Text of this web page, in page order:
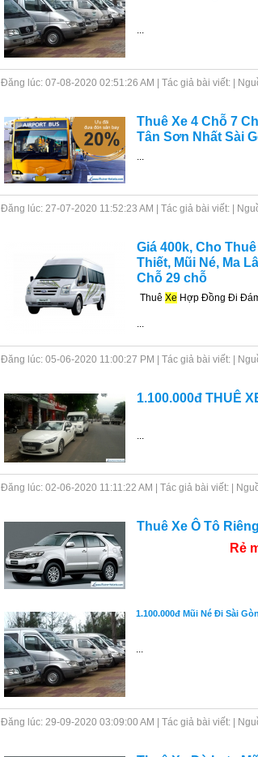
...
Đăng lúc: 07-08-2020 02:51:26 AM | Tác giả bài viết: |
Thuê Xe 4 Chỗ 7
Tân Sơn Nhất Sài
...
Đăng lúc: 27-07-2020 11:52:23 AM | Tác giả bài viết: |
Giá 400k, Cho
Thiết, Mũi Né, Ma
Chỗ 29 chỗ
Thuê Xe Hợp Đồng Đi
...
Đăng lúc: 05-06-2020 11:00:27 PM | Tác giả bài viết: |
1.100.000đ THUÊ
...
Đăng lúc: 02-06-2020 11:11:22 AM | Tác giả bài viết: |
Thuê Xe Ô Tô
Rẻ
1.100.000đ Mũi Né Đi Sài
...
Đăng lúc: 29-09-2020 03:09:00 AM | Tác giả bài viết: |